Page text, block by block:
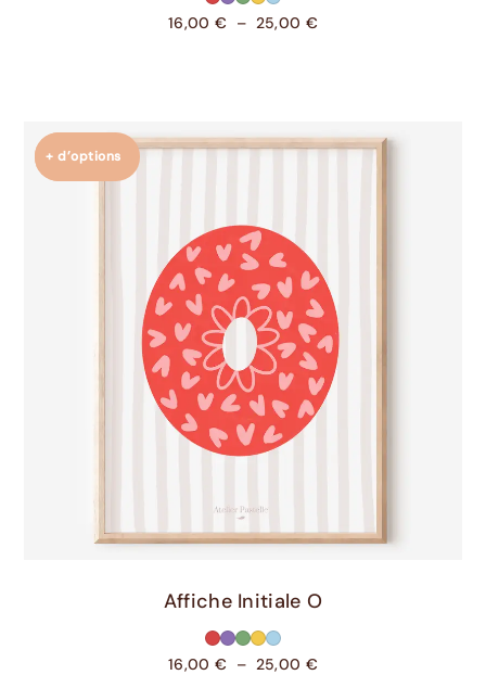
16,00 € – 25,00 €
+ d’options
Choix Des Options
Affiche Initiale O
16,00 € – 25,00 €